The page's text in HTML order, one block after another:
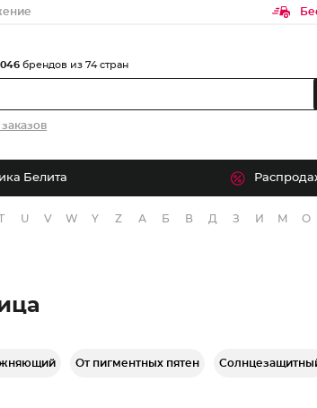
брендов из 74 стран
Белита
U V W Y Z А Б В Д З И М О
От пигментных пятен